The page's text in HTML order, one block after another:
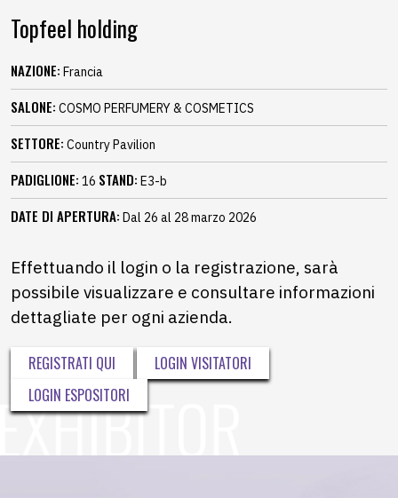
Topfeel holding
NAZIONE: Francia
SALONE: COSMO PERFUMERY & COSMETICS
SETTORE: Country Pavilion
PADIGLIONE: 16 STAND: E3-b
DATE DI APERTURA: Dal 26 al 28 marzo 2026
Effettuando il login o la registrazione, sarà
possibile visualizzare e consultare informazioni
dettagliate per ogni azienda.
REGISTRATI QUI
LOGIN VISITATORI
LOGIN ESPOSITORI